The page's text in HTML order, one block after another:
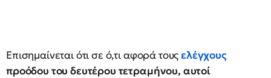
Επισημαίνεται ότι σε ό,τι αφορά τουςελέγχους
προόδου του δευτέρου τετραμήνου, αυτοί